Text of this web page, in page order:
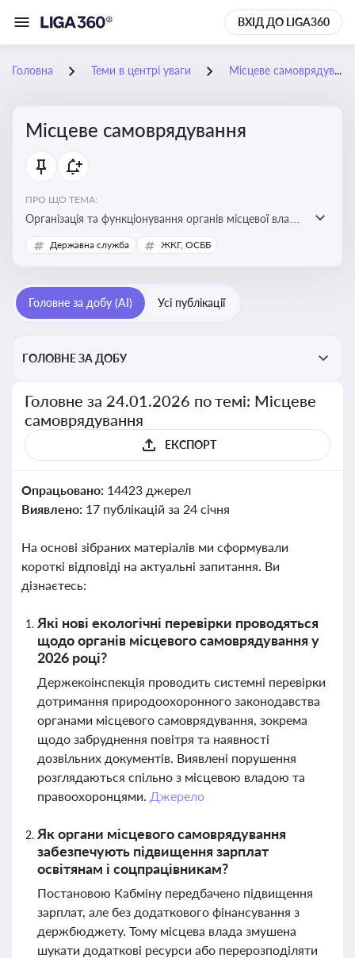
ВХІД ДО LIGA360
Головна Теми в центрі уваги Місцеве самоврядування
Місцеве самоврядування
ПРО ЩО ТЕМА:
Організація та функціонування органів місцевої влади,
які приймають рішення та здійснюють управлінські
функції на рівні місцевих громад (міст, сіл, селищ)
Державна служба ЖКГ, ОСББ
Головне за добу (AI) Усі публікації
ГОЛОВНЕ ЗА ДОБУ
Головне за 24.01.2026 по темі: Місцеве
самоврядування
ЕКСПОРТ
Опрацьовано: 14423 джерел
Виявлено: 17 публікацій за 24 січня
На основі зібраних матеріалів ми сформували
короткі відповіді на актуальні запитання. Ви
дізнаєтесь:
Які нові екологічні перевірки проводяться
щодо органів місцевого самоврядування у
2026 році?
Держекоінспекція проводить системні перевірки
дотримання природоохоронного законодавства
органами місцевого самоврядування, зокрема
щодо забруднення повітря та наявності
дозвільних документів. Виявлені порушення
розглядаються спільно з місцевою владою та
правоохоронцями. Джерело
Як органи місцевого самоврядування
забезпечують підвищення зарплат
освітянам і соцпрацівникам?
Постановою Кабміну передбачено підвищення
зарплат, але без додаткового фінансування з
держбюджету. Тому місцева влада змушена
шукати додаткові ресурси або перерозподіляти